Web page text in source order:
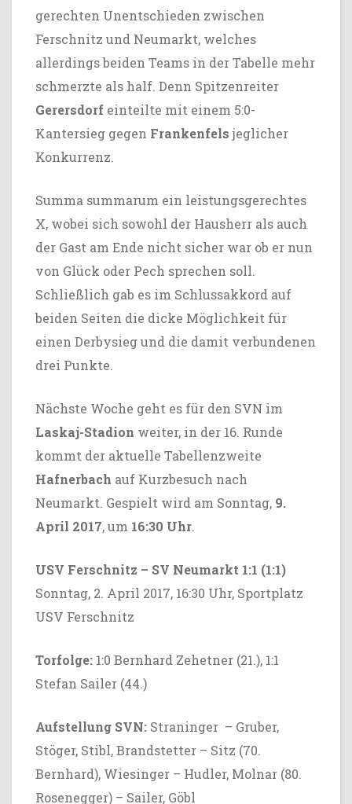
gerechten Unentschieden zwischen
Ferschnitz und Neumarkt, welches
allerdings beiden Teams in der Tabelle mehr
schmerzte als half. Denn Spitzenreiter
Gerersdorf einteilte mit einem 5:0-
Kantersieg gegen Frankenfelsjeglicher
Konkurrenz.
Summa summarum ein leistungsgerechtes
X, wobei sich sowohl der Hausherr als auch
der Gast am Ende nicht sicher war ob er nun
von Glück oder Pech sprechen soll.
Schließlich gab es im Schlussakkord auf
beiden Seiten die dicke Möglichkeit für
einen Derbysieg und die damit verbundenen
drei Punkte.
Nächste Woche geht es für den SVN im
Laskaj-Stadion weiter, in der 16. Runde
kommt der aktuelle Tabellenzweite
Hafnerbach auf Kurzbesuch nach
Neumarkt. Gespielt wird am Sonntag, 9.
April 2017, um 16:30 Uhr.
USV Ferschnitz – SV Neumarkt 1:1 (1:1)
Sonntag, 2. April 2017, 16:30 Uhr, Sportplatz
USV Ferschnitz
Torfolge: 1:0 Bernhard Zehetner (21.), 1:1
Stefan Sailer (44.)
Aufstellung SVN: Straninger – Gruber,
Stöger, Stibl, Brandstetter – Sitz (70.
Bernhard), Wiesinger – Hudler, Molnar (80.
Rosenegger) – Sailer, Göbl